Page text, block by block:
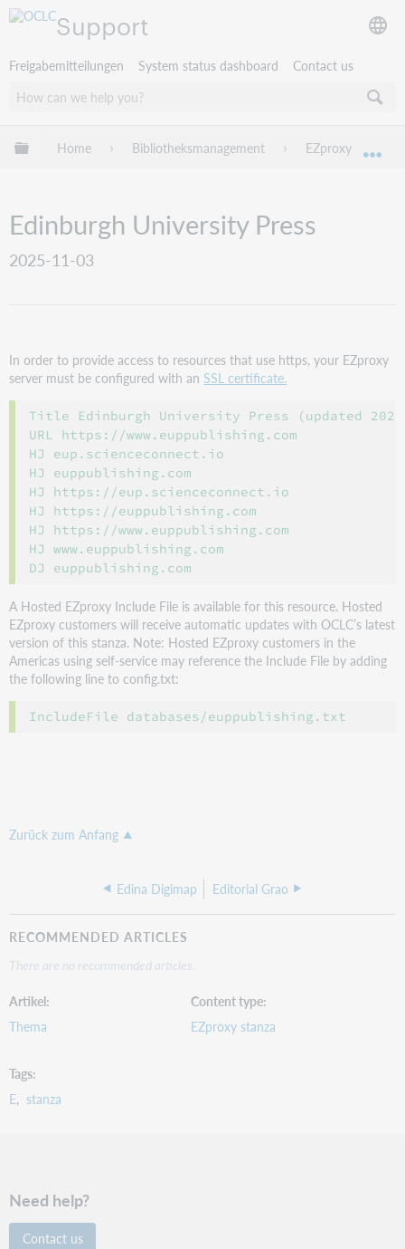
Support
Freigabemitteilungen System status dashboard Contact us
Globale Hierarchie expandieren/verbergen
Home Bibliotheksmanagement EZproxy
Edinburgh University Press
2025-11-03
In order to provide access to resources that use https, your EZproxy
server must be configured with an SSL certificate.
Title Edinburgh University Press (updated
URL https://www.euppublishing.com
HJ eup.scienceconnect.io
HJ euppublishing.com
HJ https://eup.scienceconnect.io
HJ https://euppublishing.com
HJ https://www.euppublishing.com
HJ www.euppublishing.com
A Hosted EZproxy Include File is available for this resource. Hosted
EZproxy customers will receive automatic updates with OCLC’s latest
version of this stanza. Note: Hosted EZproxy customers in the
Americas using self-service may reference the Include File by adding
the following line to config.txt:
Zurück zum Anfang
Edina Digimap Editorial Grao
RECOMMENDED ARTICLES
There are no recommended articles.
Artikel
Thema
Content type
EZproxy stanza
Tags
E stanza
Need help?
Contact us